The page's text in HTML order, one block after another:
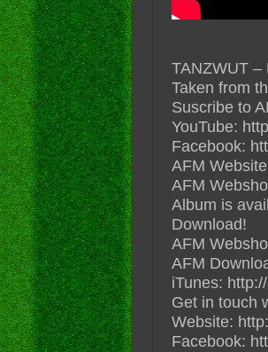
TANZWUT –
Taken from
Suscribe to
YouTube:
Facebook:
AFM
AFM
Album is
Download!
AFM
AFM
iTunes:
Get in touch
Website:
Facebook: